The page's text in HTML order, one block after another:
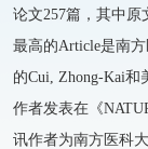
论文257篇，其中
最高的Article是南
的Cui, Zhong-Kai
作者发表在《
讯作者为南方医科